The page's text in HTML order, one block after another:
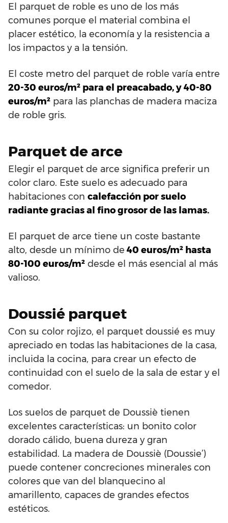
El parquet de roble es uno de los más
comunes porque el material combina el
placer estético, la economía y la resistencia a
los impactos y a la tensión.
El coste metro del parquet de roble varía entre
20-30 euros/m² para el preacabado, y 40-80
euros/m² para las planchas de madera maciza
de roble gris.
Parquet de arce
Elegir el parquet de arce significa preferir un
color claro. Este suelo es adecuado para
habitaciones con calefacción por suelo
radiante gracias al fino grosor de las lamas.
El parquet de arce tiene un coste bastante
alto, desde un mínimo de 40 euros/m² hasta
80-100 euros/m² desde el más esencial al más
valioso.
Doussié parquet
Con su color rojizo, el parquet doussié es muy
apreciado en todas las habitaciones de la casa,
incluida la cocina, para crear un efecto de
continuidad con el suelo de la sala de estar y el
comedor.
Los suelos de parquet de Doussiè tienen
excelentes características: un bonito color
dorado cálido, buena dureza y gran
estabilidad. La madera de Doussiè (Doussie’)
puede contener concreciones minerales con
colores que van del blanquecino al
amarillento, capaces de grandes efectos
estéticos.